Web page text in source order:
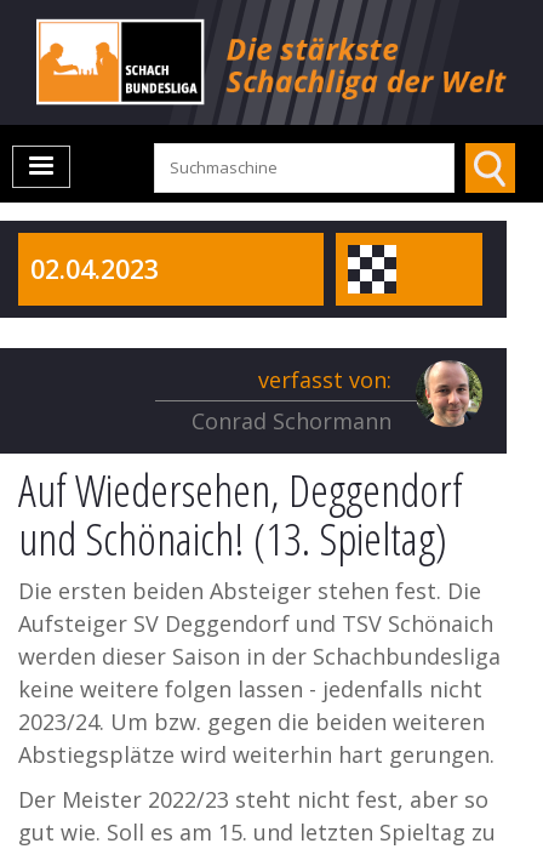
02.04.2023
verfasst von:
Conrad Schormann
Auf Wiedersehen, Deggendorf
und Schönaich! (13. Spieltag)
Die ersten beiden Absteiger stehen fest. Die
Aufsteiger SV Deggendorf und TSV Schönaich
werden dieser Saison in der Schachbundesliga
keine weitere folgen lassen - jedenfalls nicht
2023/24. Um bzw. gegen die beiden weiteren
Abstiegsplätze wird weiterhin hart gerungen.
Der Meister 2022/23 steht nicht fest, aber so
gut wie. Soll es am 15. und letzten Spieltag zu